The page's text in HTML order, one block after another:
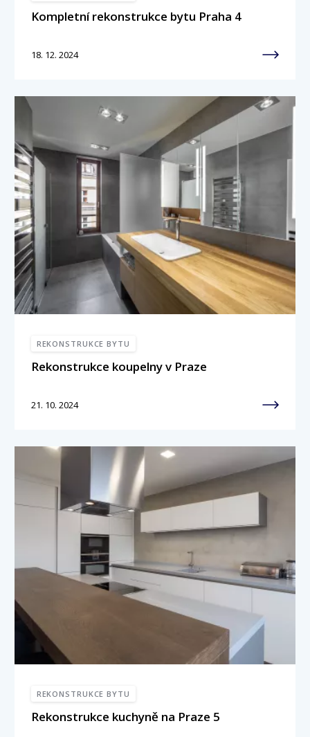
Kompletní rekonstrukce bytu Praha 4
18. 12. 2024
REKONSTRUKCE BYTU
Rekonstrukce koupelny v Praze
21. 10. 2024
REKONSTRUKCE BYTU
Rekonstrukce kuchyně na Praze 5